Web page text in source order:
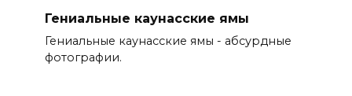
Гениальные каунасские ямы
Гениальные каунасские ямы - абсурдные
фотографии.